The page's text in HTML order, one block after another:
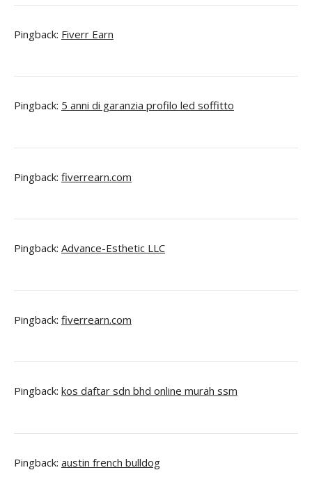
Pingback: Fiverr Earn
Pingback: 5 anni di garanzia profilo led soffitto
Pingback: fiverrearn.com
Pingback: Advance-Esthetic LLC
Pingback: fiverrearn.com
Pingback: kos daftar sdn bhd online murah ssm
Pingback: austin french bulldog